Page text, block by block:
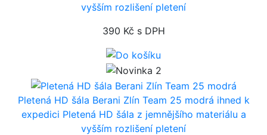
vyšším rozlišení pletení
390 Kč s DPH
Pletená HD šála Berani Zlín Team 25 modrá ihned k
expedici Pletená HD šála z jemnějšího materiálu a
vyšším rozlišení pletení